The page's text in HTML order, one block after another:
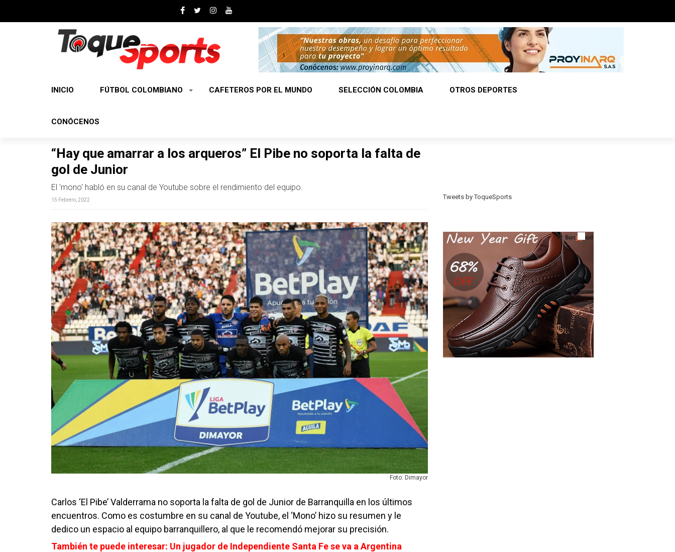
INICIO FÚTBOL COLOMBIANO CAFETEROS POR EL MUNDO SELECCIÓN COLOMBIA OTROS DEPORTES
CONÓCENOS
“Hay que amarrar a los arqueros” El Pibe no soporta la falta de
gol de Junior
El 'mono' habló en su canal de Youtube sobre el rendimiento del equipo.
15 Febrero, 2022
Foto: Dimayor
Carlos ‘El Pibe’ Valderrama no soporta la falta de gol de Junior de Barranquilla en los últimos
encuentros. Como es costumbre en su canal de Youtube, el ‘Mono’ hizo su resumen y le
dedico un espacio al equipo barranquillero, al que le recomendó mejorar su precisión.
También te puede interesar: Un jugador de Independiente Santa Fe se va a Argentina
Tweets by ToqueSports